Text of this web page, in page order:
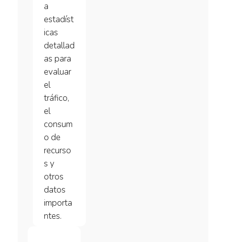
a
estadíst
icas
detallad
as para
evaluar
el
tráfico,
el
consum
o de
recurso
s y
otros
datos
importa
ntes.